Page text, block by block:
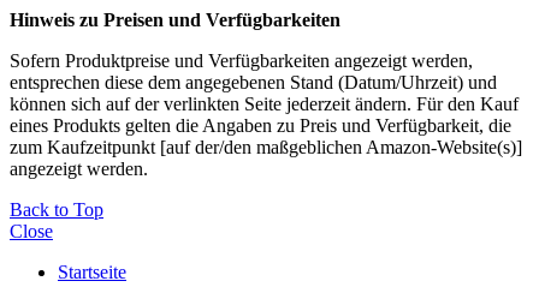
Hinweis zu Preisen und Verfügbarkeiten
Sofern Produktpreise und Verfügbarkeiten angezeigt werden,
entsprechen diese dem angegebenen Stand (Datum/Uhrzeit) und
können sich auf der verlinkten Seite jederzeit ändern. Für den Kauf
eines Produkts gelten die Angaben zu Preis und Verfügbarkeit, die
zum Kaufzeitpunkt [auf der/den maßgeblichen Amazon-Website(s)]
angezeigt werden.
Back to Top
Close
Startseite